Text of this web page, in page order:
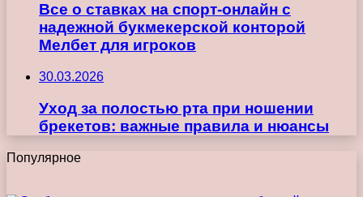
Все о ставках на спорт-онлайн с
надежной букмекерской конторой
Мелбет для игроков
30.03.2026
Уход за полостью рта при ношении
брекетов: важные правила и нюансы
Популярное